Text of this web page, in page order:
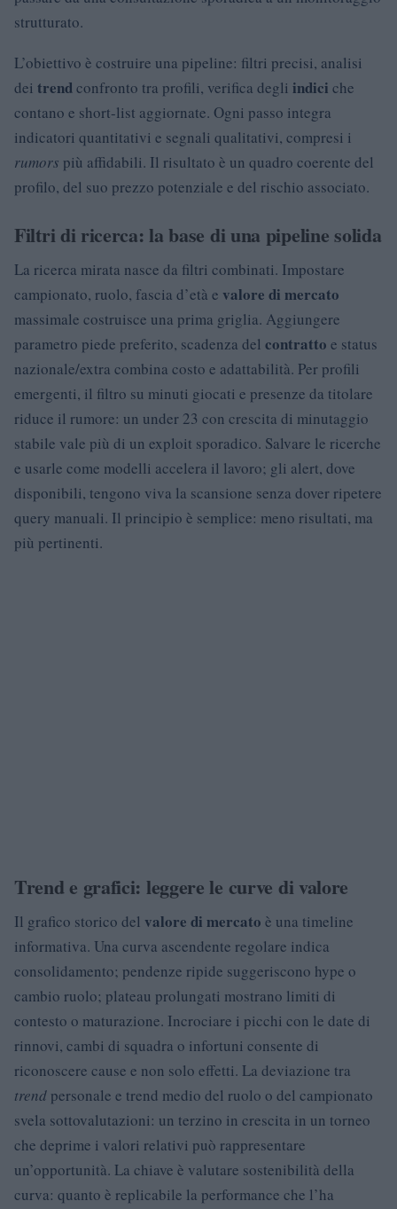
strutturato.
L’obiettivo è costruire una pipeline: filtri precisi, analisi
dei trendconfronto tra profili, verifica degli indici che
contano e short-list aggiornate. Ogni passo integra
indicatori quantitativi e segnali qualitativi, compresi i
rumors più affidabili. Il risultato è un quadro coerente del
profilo, del suo prezzo potenziale e del rischio associato.
Filtri di ricerca: la base di una pipeline solida
La ricerca mirata nasce da filtri combinati. Impostare
campionato, ruolo, fascia d’età e valore di mercato
massimale costruisce una prima griglia. Aggiungere
parametro piede preferito, scadenza del contratto e status
nazionale/extra combina costo e adattabilità. Per profili
emergenti, il filtro su minuti giocati e presenze da titolare
riduce il rumore: un under 23 con crescita di minutaggio
stabile vale più di un exploit sporadico. Salvare le ricerche
e usarle come modelli accelera il lavoro; gli alert, dove
disponibili, tengono viva la scansione senza dover ripetere
query manuali. Il principio è semplice: meno risultati, ma
più pertinenti.
Trend e grafici: leggere le curve di valore
Il grafico storico del valore di mercato è una timeline
informativa. Una curva ascendente regolare indica
consolidamento; pendenze ripide suggeriscono hype o
cambio ruolo; plateau prolungati mostrano limiti di
contesto o maturazione. Incrociare i picchi con le date di
rinnovi, cambi di squadra o infortuni consente di
riconoscere cause e non solo effetti. La deviazione tra
trend personale e trend medio del ruolo o del campionato
svela sottovalutazioni: un terzino in crescita in un torneo
che deprime i valori relativi può rappresentare
un’opportunità. La chiave è valutare sostenibilità della
curva: quanto è replicabile la performance che l’ha